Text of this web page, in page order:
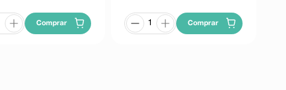
Comprar Comprar